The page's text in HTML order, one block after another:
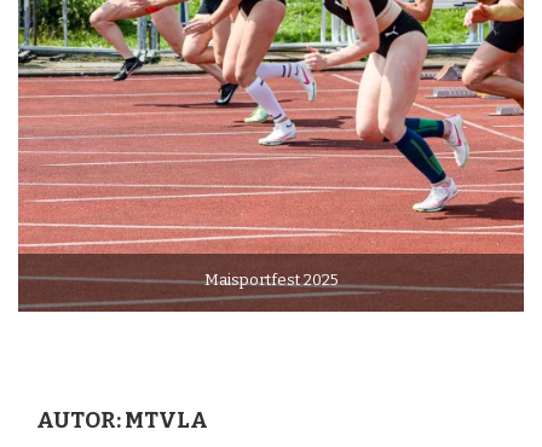
Maisportfest 2025
AUTOR:MTVLA